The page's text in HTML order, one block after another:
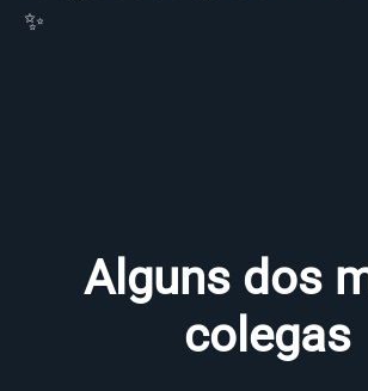
✨
Alguns dos
colegas